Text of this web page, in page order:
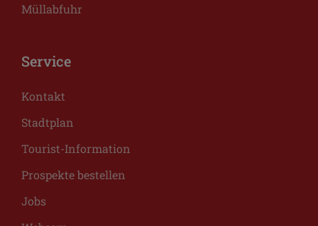
Müllabfuhr
Service
Kontakt
Stadtplan
Tourist-Information
Prospekte bestellen
Jobs